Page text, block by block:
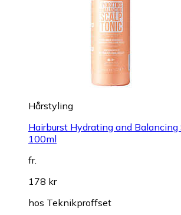
Hårstyling
Hairburst Hydrating and Balancing
100ml
fr.
178 kr
hos Teknikproffset